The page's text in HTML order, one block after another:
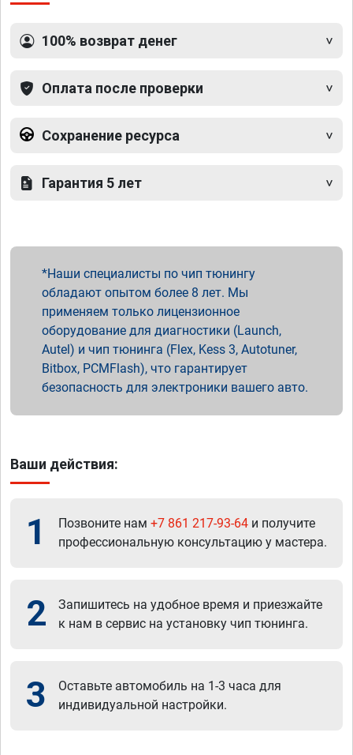
100% возврат денег
Оплата после проверки
Сохранение ресурса
Гарантия 5 лет
Наши специалисты по чип тюнингу
обладают опытом более 8 лет. Мы
применяем только лицензионное
оборудование для диагностики (Launch,
Autel) и чип тюнинга (Flex, Kess 3, Autotuner,
Bitbox, PCMFlash), что гарантирует
безопасность для электроники вашего авто.
Ваши действия:
1 Позвоните нам +7 861 217-93-64 и получите
профессиональную консультацию у мастера.
2
Запишитесь на удобное время и приезжайте
к нам в сервис на установку чип тюнинга.
3
Оставьте автомобиль на 1-3 часа для
индивидуальной настройки.